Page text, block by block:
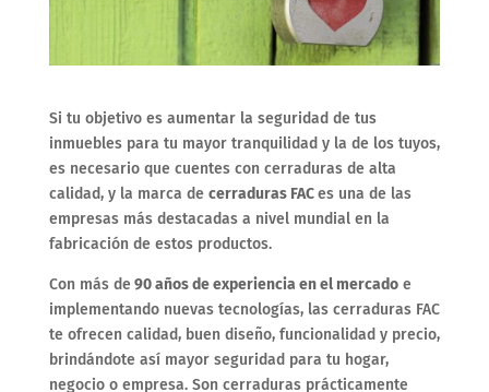
Si tu objetivo es aumentar la seguridad de tus
inmuebles para tu mayor tranquilidad y la de los tuyos,
es necesario que cuentes con cerraduras de alta
calidad, y la marca de cerraduras FACes una de las
empresas más destacadas a nivel mundial en la
fabricación de estos productos.
Con más de 90 años de experiencia en el mercadoe
implementando nuevas tecnologías, las cerraduras FAC
te ofrecen calidad, buen diseño, funcionalidad y precio,
brindándote así mayor seguridad para tu hogar,
negocio o empresa. Son cerraduras prácticamente